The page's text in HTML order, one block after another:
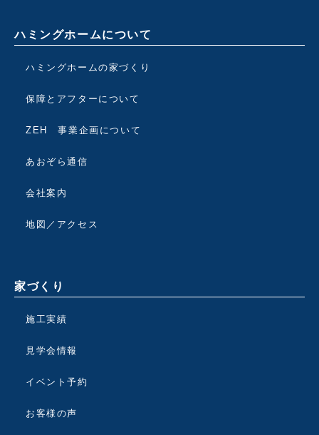
ハミングホームについて
ハミングホームの家づくり
保障とアフターについて
ZEH 事業企画について
あおぞら通信
会社案内
地図／アクセス
家づくり
施工実績
見学会情報
イベント予約
お客様の声